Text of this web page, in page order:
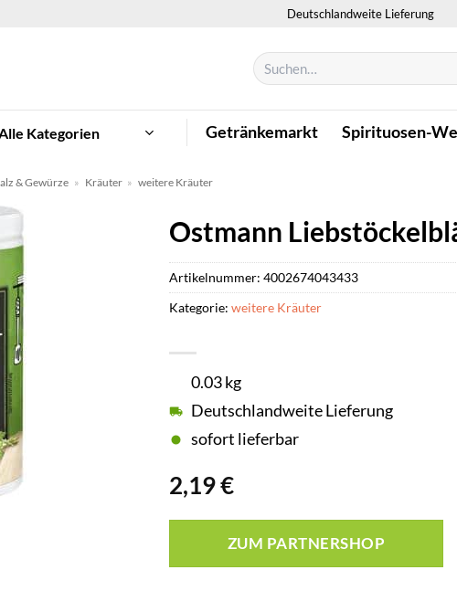
Deutschlandweite Lieferung
Suchen
nach:
Alle Kategorien Getränkemarkt Spirituosen-
& Gewürze » Kräuter » weitere Kräuter
Ostmann
2,19€
0.03 kg
Deutschlandweite Lieferung
sofort lieferbar
ZUM PARTNERSHOP
Artikelnummer: 4002674043433
Kategorie: weitere Kräuter